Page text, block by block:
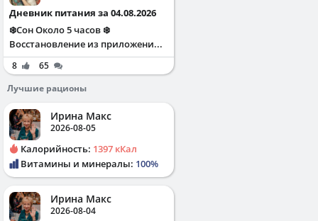
Дневник питания за 04.08.2026
❄️Сон Около 5 часов ❄️
Восстановление из приложени...
8
65
Лучшие рационы
Ирина Макс
2026-08-05
Калорийность: 1397 кКал
Витамины и минералы: 100%
Ирина Макс
2026-08-04